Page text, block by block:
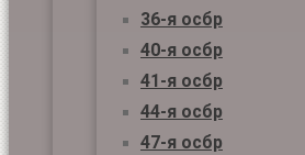
36-я осбр
40-я осбр
41-я осбр
44-я осбр
47-я осбр